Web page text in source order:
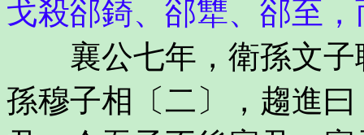
戈殺郤錡、郤犨、郤至
襄公七年，衛孫文子
孫穆子相〔二〕，趨進